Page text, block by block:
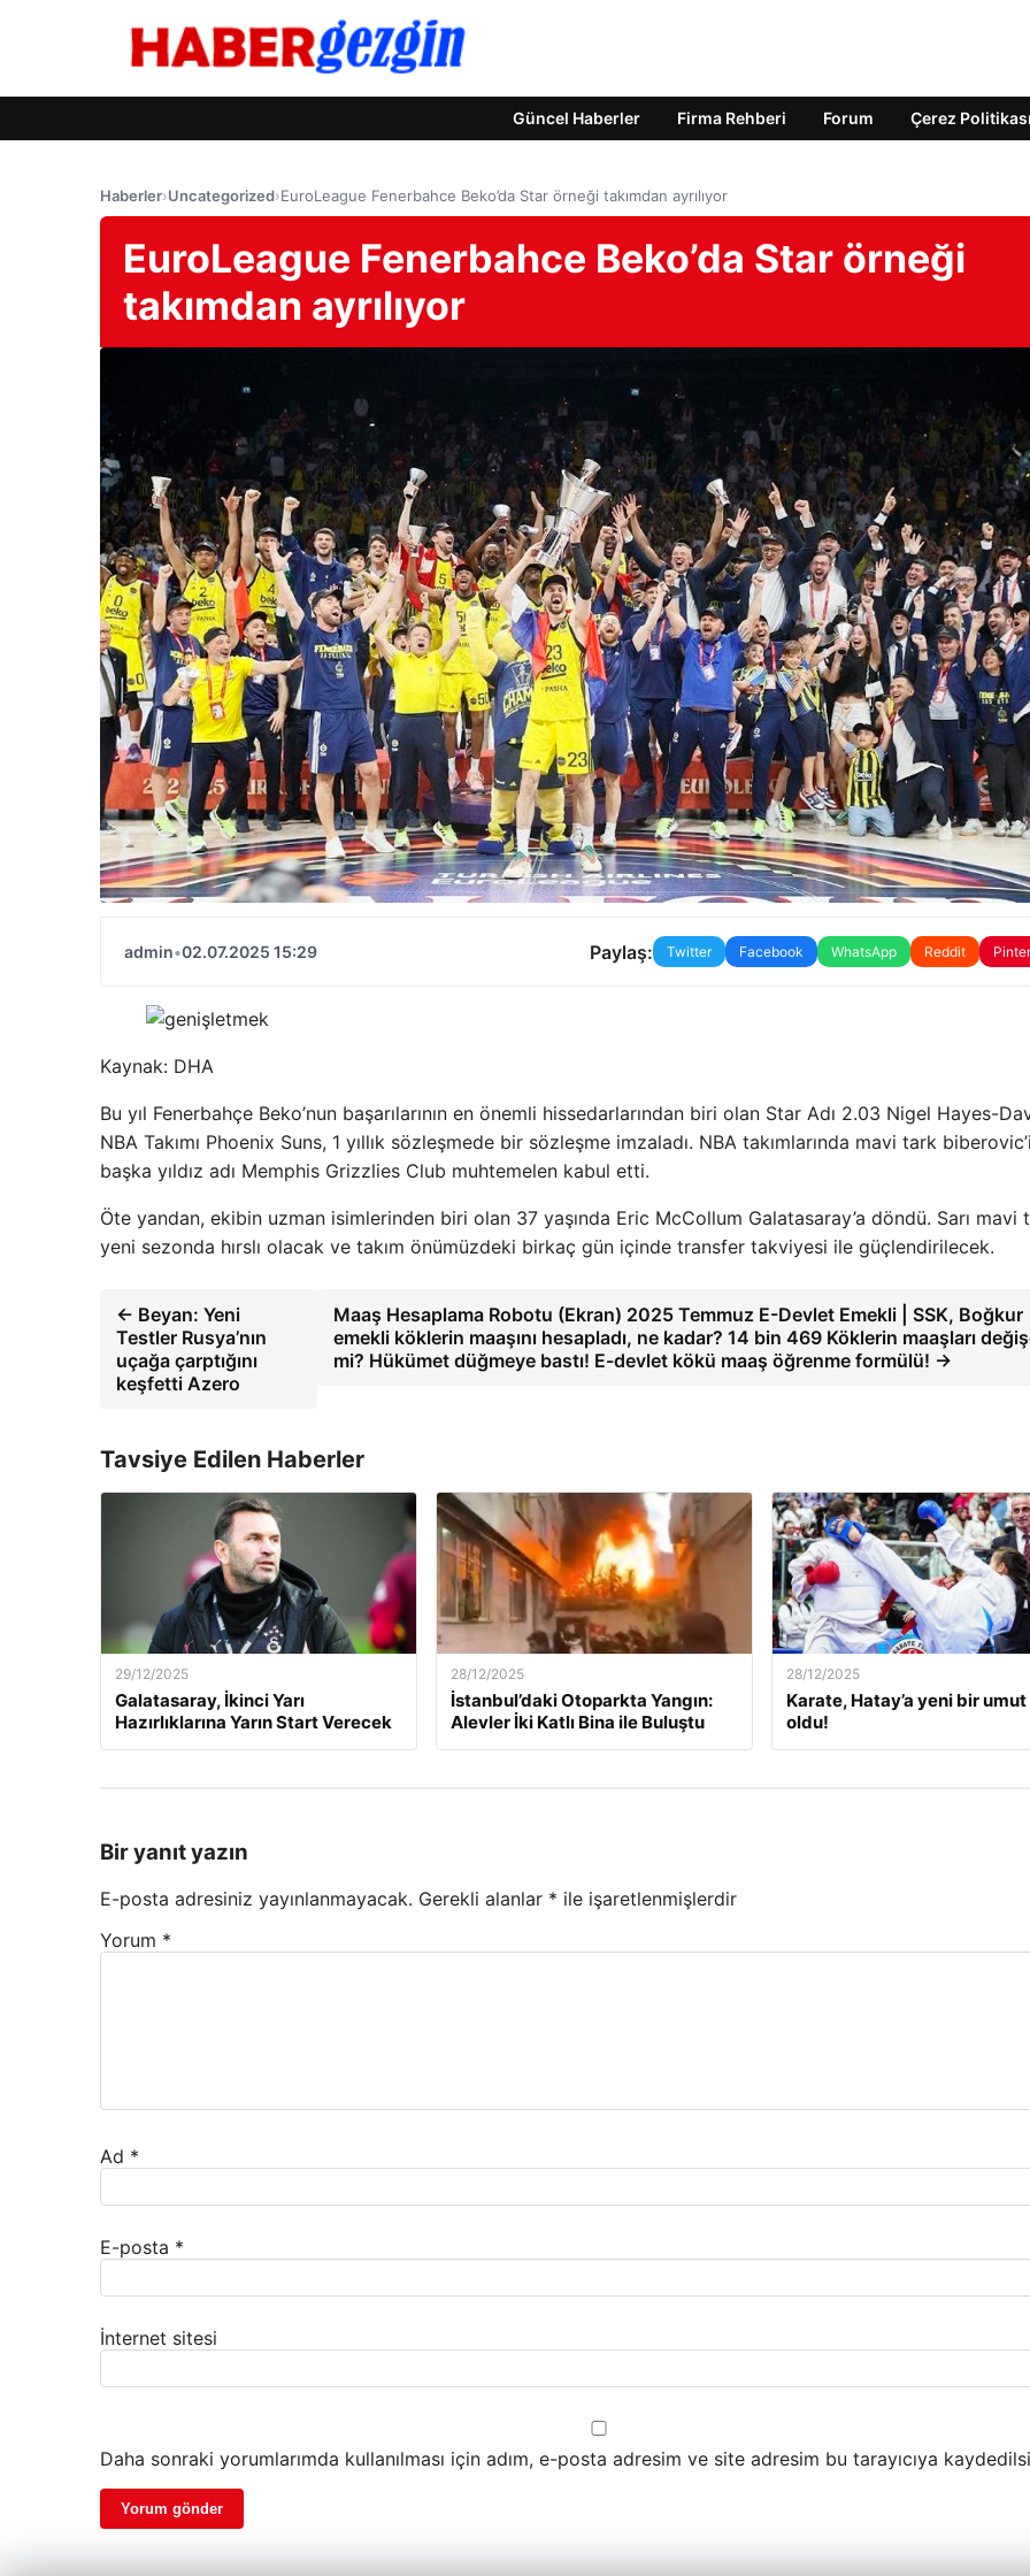
Güncel Haberler Firma Rehberi Forum Çerez Politikası
Haberler›Uncategorized›EuroLeague Fenerbahce Beko’da Star örneği takımdan ayrılıyor
EuroLeague Fenerbahce Beko’da Star örneği
takımdan ayrılıyor
admin•02.07.2025 15:29 Paylaş: Twitter Facebook WhatsApp Reddit
Kaynak: DHA
Bu yıl Fenerbahçe Beko’nun başarılarının en önemli hissedarlarından biri olan Star Adı 2.03 Nigel Hayes-
NBA Takımı Phoenix Suns, 1 yıllık sözleşmede bir sözleşme imzaladı. NBA takımlarında mavi tark
başka yıldız adı Memphis Grizzlies Club muhtemelen kabul etti.
Öte yandan, ekibin uzman isimlerinden biri olan 37 yaşında Eric McCollum Galatasaray’a döndü. Sarı mavi
yeni sezonda hırslı olacak ve takım önümüzdeki birkaç gün içinde transfer takviyesi ile güçlendirilecek.
← Beyan: Yeni
Testler Rusya’nın
uçağa çarptığını
keşfetti Azero
Maaş Hesaplama Robotu (Ekran) 2025 Temmuz E-Devlet Emekli | SSK, Boğkur
emekli köklerin maaşını hesapladı, ne kadar? 14 bin 469 Köklerin maaşları
mi? Hükümet düğmeye bastı! E-devlet kökü maaş öğrenme formülü! →
Tavsiye Edilen Haberler
29/12/2025
Galatasaray, İkinci Yarı
Hazırlıklarına Yarın Start Verecek
28/12/2025
İstanbul’daki Otoparkta Yangın:
Alevler İki Katlı Bina ile Buluştu
28/12/2025
Karate, Hatay’a yeni bir umut
oldu!
Bir yanıt yazın
E-posta adresiniz yayınlanmayacak. Gerekli alanlar * ile işaretlenmişlerdir
Yorum *
Ad *
E-posta *
İnternet sitesi
Daha sonraki yorumlarımda kullanılması için adım, e-posta adresim ve site adresim bu tarayıcıya